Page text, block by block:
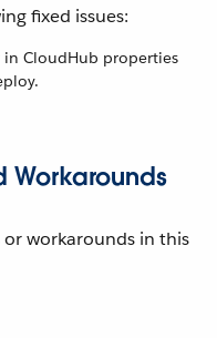
fixed issues:
in CloudHub properties
Workarounds
workarounds in this